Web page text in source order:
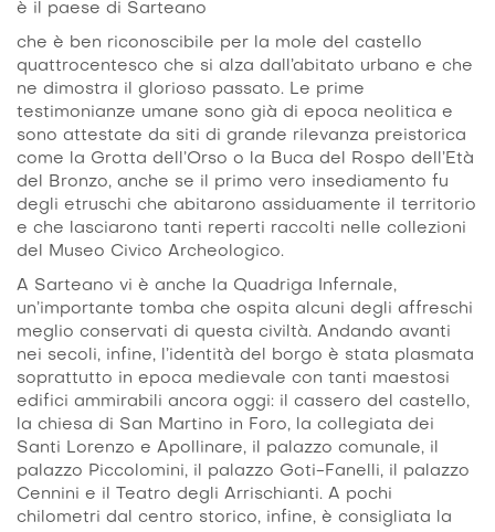
è il paese di Sarteano
che è ben riconoscibile per la mole del castello
quattrocentesco che si alza dall’abitato urbano e che
ne dimostra il glorioso passato. Le prime
testimonianze umane sono già di epoca neolitica e
sono attestate da siti di grande rilevanza preistorica
come la Grotta dell’Orso o la Buca del Rospo dell’Età
del Bronzo, anche se il primo vero insediamento fu
degli etruschi che abitarono assiduamente il territorio
e che lasciarono tanti reperti raccolti nelle collezioni
del Museo Civico Archeologico.
A Sarteano vi è anche la Quadriga Infernale,
un’importante tomba che ospita alcuni degli affreschi
meglio conservati di questa civiltà. Andando avanti
nei secoli, infine, l’identità del borgo è stata plasmata
soprattutto in epoca medievale con tanti maestosi
edifici ammirabili ancora oggi: il cassero del castello,
la chiesa di San Martino in Foro, la collegiata dei
Santi Lorenzo e Apollinare, il palazzo comunale, il
palazzo Piccolomini, il palazzo Goti-Fanelli, il palazzo
Cennini e il Teatro degli Arrischianti. A pochi
chilometri dal centro storico, infine, è consigliata la